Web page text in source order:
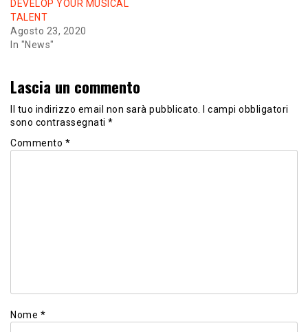
DEVELOP YOUR MUSICAL
TALENT
Agosto 23, 2020
In "News"
Lascia un commento
Il tuo indirizzo email non sarà pubblicato.
I campi obbligatori
sono contrassegnati *
Commento *
Nome *